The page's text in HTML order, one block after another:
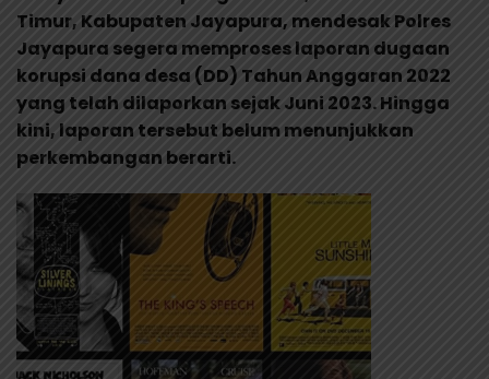
Timur, Kabupaten Jayapura, mendesak Polres
Jayapura segera memproses laporan dugaan
korupsi dana desa (DD) Tahun Anggaran 2022
yang telah dilaporkan sejak Juni 2023. Hingga
kini, laporan tersebut belum menunjukkan
perkembangan berarti.